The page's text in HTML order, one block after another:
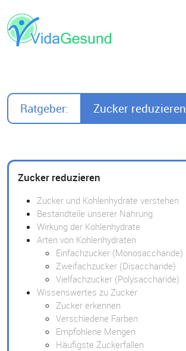
Ratgeber: Zucker reduzieren
Zucker reduzieren
Zucker und Kohlenhydrate verstehen
Bestandteile unserer Nahrung
Wirkung der Kohlenhydrate
Arten von Kohlenhydraten
Einfachzucker (Monosaccharide)
Zweifachzucker (Disaccharide)
Vielfachzucker (Polysaccharide)
Wissenswertes zu Zucker
Zucker erkennen
Verschiedene Farben
Empfohlene Mengen
Häufigste Zuckerfallen